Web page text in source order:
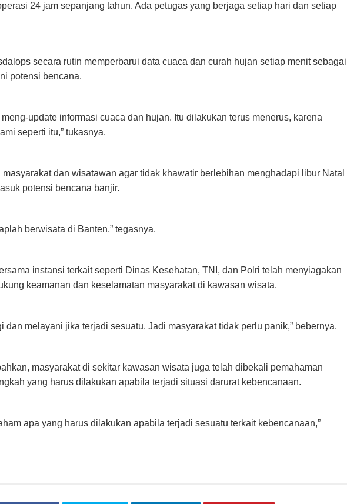
24 jam sepanjang tahun. Ada petugas yang berjaga setiap hari dan setiap
secara rutin memperbarui data cuaca dan curah hujan setiap menit sebagai
potensi bencana.
update informasi cuaca dan hujan. Itu dilakukan terus menerus, karena
seperti itu,” tukasnya.
masyarakat dan wisatawan agar tidak khawatir berlebihan menghadapi libur Natal
potensi bencana banjir.
berwisata di Banten,” tegasnya.
instansi terkait seperti Dinas Kesehatan, TNI, dan Polri telah menyiagakan
keamanan dan keselamatan masyarakat di kawasan wisata.
dan melayani jika terjadi sesuatu. Jadi masyarakat tidak perlu panik,” bebernya.
masyarakat di sekitar kawasan wisata juga telah dibekali pemahaman
yang harus dilakukan apabila terjadi situasi darurat kebencanaan.
apa yang harus dilakukan apabila terjadi sesuatu terkait kebencanaan,”